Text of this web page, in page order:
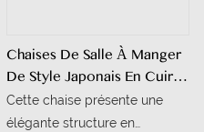
fonctionnalité et confort.
Chaises De Salle À Manger
De Style Japonais En Cuir
PU Imitation Bois Pour
Centres De Conférence
Cette chaise présente une
élégante structure en